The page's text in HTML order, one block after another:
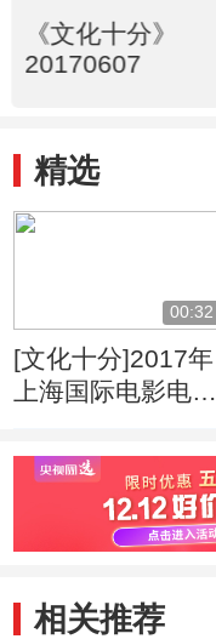
《文化十分》
20170607
精选
00:32
[文化十分]2017年
上海国际电影电视
相关推荐